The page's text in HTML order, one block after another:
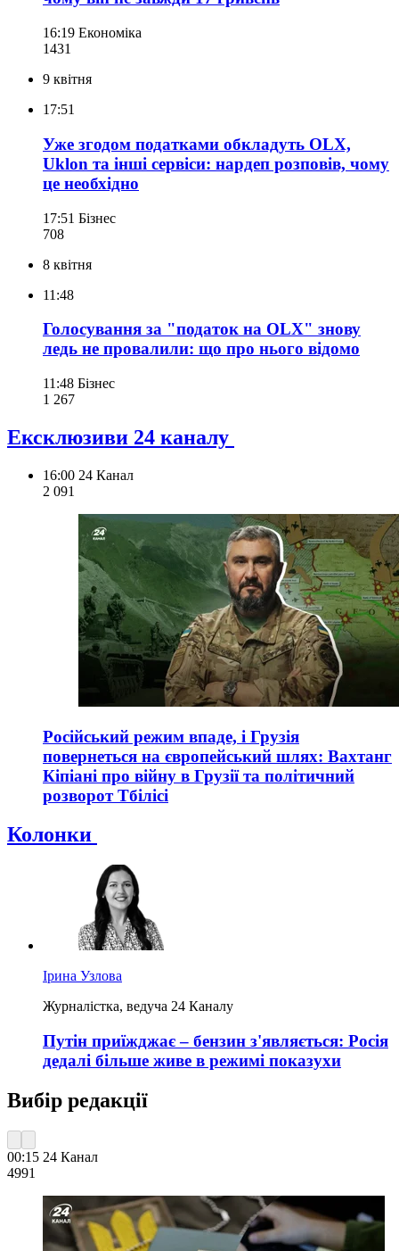
16:19 Економіка
1431
9 квітня
17:51
Уже згодом податками обкладуть OLX,
Uklon та інші сервіси: нардеп розповів, чому
це необхідно
17:51 Бізнес
708
8 квітня
11:48
Голосування за "податок на OLX" знову
ледь не провалили: що про нього відомо
11:48 Бізнес
1 267
Ексклюзиви 24 каналу
16:00 24 Канал
2 091
Російський режим впаде, і Грузія
повернеться на європейський шлях: Вахтанг
Кіпіані про війну в Грузії та політичний
розворот Тбілісі
Колонки
Ірина Узлова
Журналістка, ведуча 24 Каналу
Путін приїжджає – бензин з'являється: Росія
дедалі більше живе в режимі показухи
Вибір редакції
00:15 24 Канал
4991